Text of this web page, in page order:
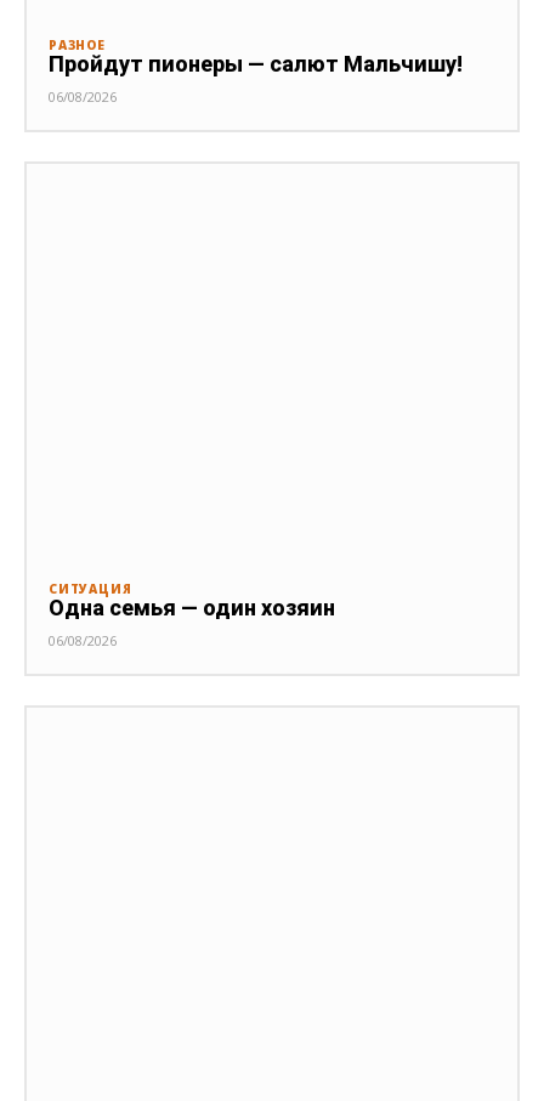
РАЗНОЕ
Пройдут пионеры — салют Мальчишу!
06/08/2026
СИТУАЦИЯ
Одна семья — один хозяин
06/08/2026